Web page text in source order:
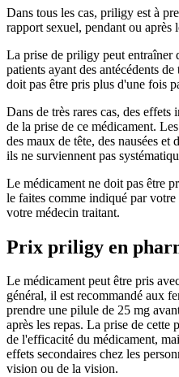
Dans tous les cas, priligy est à
rapport sexuel, pendant ou après
La prise de priligy peut entraîner
patients ayant des antécédents
doit pas être pris plus d'une fois
Dans de très rares cas, des
de la prise de ce médicament.
des maux de tête, des nausées et
ils ne surviennent pas
Le médicament ne doit pas être
le faites comme indiqué par
votre médecin traitant.
Prix priligy en
Le médicament peut être pris
général, il est recommandé aux
prendre une pilule de 25 mg
après les repas. La prise de
de l'efficacité du médicament,
effets secondaires chez les
vision ou de la vision.